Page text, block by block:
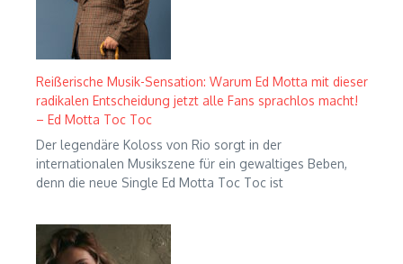
Reißerische Musik-Sensation: Warum Ed Motta mit dieser
radikalen Entscheidung jetzt alle Fans sprachlos macht!
– Ed Motta Toc Toc
Der legendäre Koloss von Rio sorgt in der
internationalen Musikszene für ein gewaltiges Beben,
denn die neue Single Ed Motta Toc Toc ist